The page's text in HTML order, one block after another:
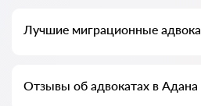
Лучшие миграционные
информацией: цены, отзывы, телефон
Отзывы об адвокатах в Адана